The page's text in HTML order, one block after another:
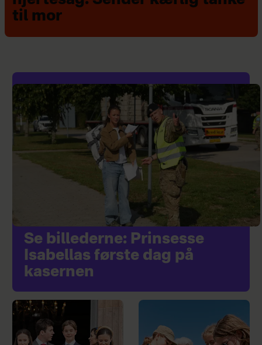
til mor
Se billederne: Prinsesse
Isabellas første dag på
kasernen